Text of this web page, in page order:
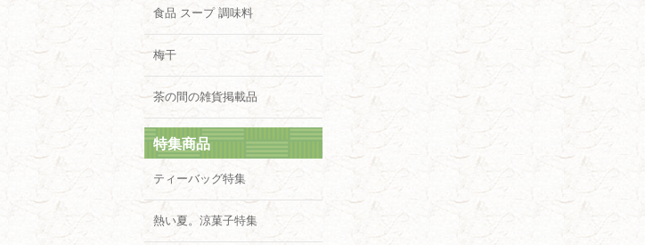
食品 スープ 調味料
梅干
茶の間の雑貨掲載品
特集商品
ティーバッグ特集
熱い夏。涼菓子特集